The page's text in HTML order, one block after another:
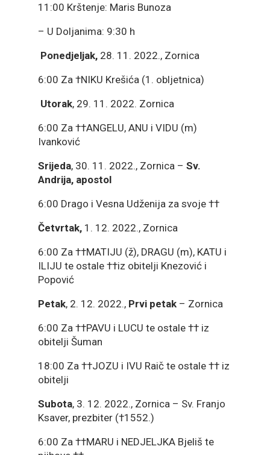
11:00 Krštenje: Maris Bunoza
– U Doljanima: 9:30 h
Ponedjeljak, 28. 11. 2022., Zornica
6:00 Za †NIKU Krešića (1. obljetnica)
Utorak, 29. 11. 2022. Zornica
6:00 Za ††ANGELU, ANU i VIDU (m)
Ivanković
Srijeda, 30. 11. 2022., Zornica – Sv.
Andrija, apostol
6:00 Drago i Vesna Udženija za svoje ††
Četvrtak, 1. 12. 2022., Zornica
6:00 Za ††MATIJU (ž), DRAGU (m), KATU i
ILIJU te ostale ††iz obitelji Knezović i
Popović
Petak, 2. 12. 2022., Prvi petak– Zornica
6:00 Za ††PAVU i LUCU te ostale †† iz
obitelji Šuman
18:00 Za ††JOZU i IVU Raič te ostale †† iz
obitelji
Subota, 3. 12. 2022., Zornica – Sv. Franjo
Ksaver, prezbiter (†1552.)
6:00 Za ††MARU i NEDJELJKA Bjeliš te